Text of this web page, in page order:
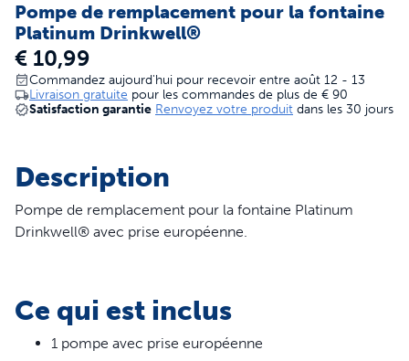
Pompe de remplacement pour la fontaine
Platinum Drinkwell®
€ 10,99
Commandez aujourd'hui pour recevoir entre août 12 - 13
Livraison gratuite pour les commandes de plus de € 90
Satisfaction garantie Renvoyez votre produit dans les 30 jours
Description
Pompe de remplacement pour la fontaine Platinum
Drinkwell® avec prise européenne.
Ce qui est inclus
1 pompe avec prise européenne